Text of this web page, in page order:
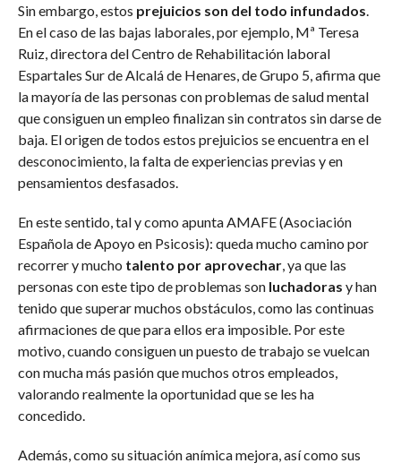
Sin embargo, estos prejuicios son del todo infundados
En el caso de las bajas laborales, por ejemplo, Mª Teresa
Ruiz, directora del Centro de Rehabilitación laboral
Espartales Sur de Alcalá de Henares, de Grupo 5, afirma que
la mayoría de las personas con problemas de salud mental
que consiguen un empleo finalizan sin contratos sin darse de
baja. El origen de todos estos prejuicios se encuentra en el
desconocimiento, la falta de experiencias previas y en
pensamientos desfasados.
En este sentido, tal y como apunta AMAFE (Asociación
Española de Apoyo en Psicosis): queda mucho camino por
recorrer y mucho talento por aprovechar, ya que las
personas con este tipo de problemas son luchadoras y han
tenido que superar muchos obstáculos, como las continuas
afirmaciones de que para ellos era imposible. Por este
motivo, cuando consiguen un puesto de trabajo se vuelcan
con mucha más pasión que muchos otros empleados,
valorando realmente la oportunidad que se les ha
concedido.
Además, como su situación anímica mejora, así como sus